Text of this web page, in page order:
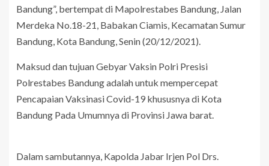
Bandung”, bertempat di Mapolrestabes Bandung, Jalan
Merdeka No.18-21, Babakan Ciamis, Kecamatan Sumur
Bandung, Kota Bandung, Senin (20/12/2021).
Maksud dan tujuan Gebyar Vaksin Polri Presisi
Polrestabes Bandung adalah untuk mempercepat
Pencapaian Vaksinasi Covid-19 khususnya di Kota
Bandung Pada Umumnya di Provinsi Jawa barat.
Dalam sambutannya, Kapolda Jabar Irjen Pol Drs.